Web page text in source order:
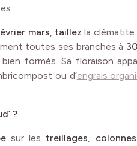
mars, taillez la clématite
toutes ses branches à
formés. Sa floraison
ou d’engrais
?
sur les treillages, colonnes